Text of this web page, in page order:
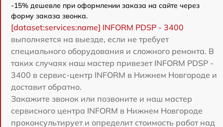
-15% дешевле при оформлении заказа на сайте через
форму заказа звонка.
[dataset:services:name] INFORM PDSP - 3400
выполняется на выезде, если не требует
специального оборудования и сложного ремонта. В
таких случаях наш мастер привезет INFORM PDSP -
3400 в сервис-центр INFORM в Нижнем Новгороде и
доставит обратно.
Закажите звонок или позвоните и наш мастер
сервисного центра INFORM в Нижнем Новгороде
проконсультирует и определит стоимость работ над